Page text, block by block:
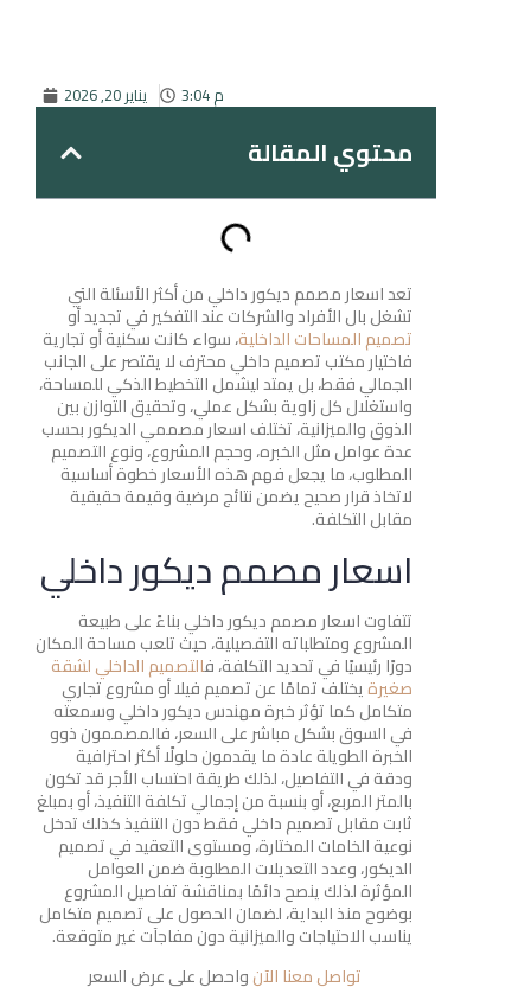
يناير 20, 2026 3:04 م
محتوي المقالة
تعد اسعار مصمم ديكور داخلي من أكثر الأسئلة التي
تشغل بال الأفراد والشركات عند التفكير في تجديد أو
تصميم المساحات الداخلية، سواء كانت سكنية أو تجارية
فاختيار مكتب تصميم داخلي محترف لا يقتصر على الجانب
الجمالي فقط، بل يمتد ليشمل التخطيط الذكي للمساحة،
واستغلال كل زاوية بشكل عملي، وتحقيق التوازن بين
الذوق والميزانية، تختلف اسعار مصممي الديكور بحسب
عدة عوامل مثل الخبره، وحجم المشروع، ونوع التصميم
المطلوب، ما يجعل فهم هذه الأسعار خطوة أساسية
لاتخاذ قرار صحيح يضمن نتائج مرضية وقيمة حقيقية
مقابل التكلفة.
اسعار مصمم ديكور داخلي
تتفاوت اسعار مصمم ديكور داخلي بناءً على طبيعة
المشروع ومتطلباته التفصيلية، حيث تلعب مساحة المكان
دورًا رئيسيًا في تحديد التكلفة، فالتصميم الداخلي لشقة
صغيرةيختلف تمامًا عن تصميم فيلا أو مشروع تجاري
متكامل كما تؤثر خبرة مهندس ديكور داخلي وسمعته
في السوق بشكل مباشر على السعر، فالمصممون ذوو
الخبرة الطويلة عادة ما يقدمون حلولًا أكثر احترافية
ودقة في التفاصيل، لذلك طريقة احتساب الأجر قد تكون
بالمتر المربع، أو بنسبة من إجمالي تكلفة التنفيذ، أو بمبلغ
ثابت مقابل تصميم داخلي فقط دون التنفيذ كذلك تدخل
نوعية الخامات المختارة، ومستوى التعقيد في تصميم
الديكور، وعدد التعديلات المطلوبة ضمن العوامل
المؤثرة لذلك ينصح دائمًا بمناقشة تفاصيل المشروع
بوضوح منذ البداية، لضمان الحصول على تصميم متكامل
يناسب الاحتياجات والميزانية دون مفاجآت غير متوقعة.
تواصل معنا الآنواحصل على عرض السعر